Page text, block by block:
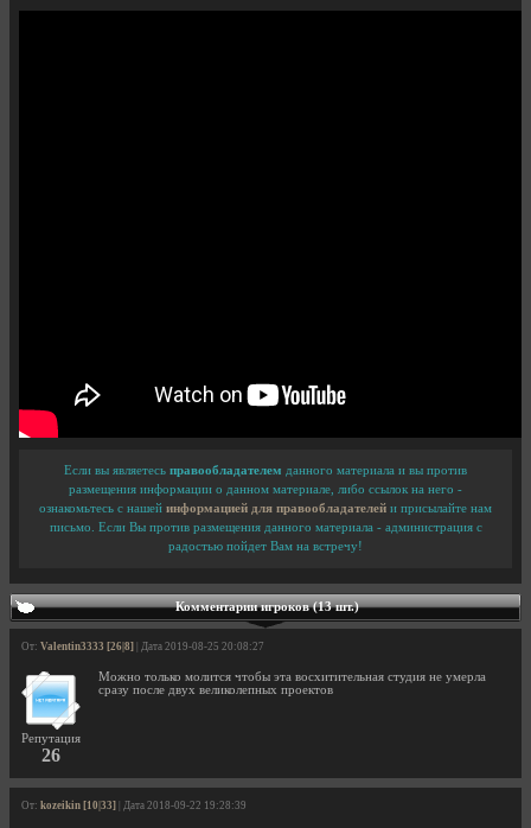
Если вы являетесь правообладателем данного материала и вы против
размещения информации о данном материале, либо ссылок на него -
ознакомьтесь с нашей информацией для правообладателей и присылайте нам
письмо. Если Вы против размещения данного материала - администрация с
радостью пойдет Вам на встречу!
Комментарии игроков (13 шт.)
От: Valentin3333 [26|8] | Дата 2019-08-25 20:08:27
Репутация
26
Можно только молится чтобы эта восхитительная студия не умерла
сразу после двух великолепных проектов
От: kozeikin [10|33] | Дата 2018-09-22 19:28:39